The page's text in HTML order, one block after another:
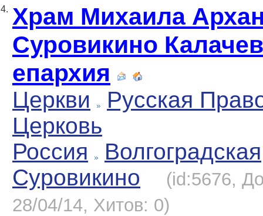
4. Храм Михаила
Суровикино
епархия
Церкви
Русская
Церковь
Россия
Волгоградская
Суровикино
(id:5676,
28/04/14, Хитов: 0)